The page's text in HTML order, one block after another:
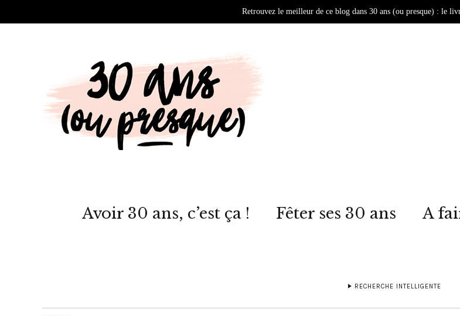
Avoir 30 ans, c’est ça ! Fêter ses 30 ans A
RECHERCHE INTELLIGENTE
Retrouvez le meilleur de ce blog dans 30 ans (ou presque) : le